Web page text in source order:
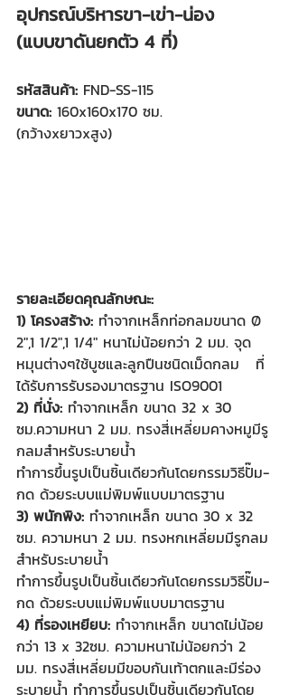
อุปกรณ์บริหารขา-เข่า-น่อง
(แบบขาดันยกตัว 4 ที่)
รหัสสินค้า: FND-SS-115
ขนาด: 160x160x170 ซม.
(กว้างxยาวxสูง)
รายละเอียดคุณลักษณะ:
1) โครงสร้าง: ทำจากเหล็กท่อกลมขนาด Ø
2",1 1/2",1 1/4" หนาไม่น้อยกว่า 2 มม. จุด
หมุนต่างๆใช้บูชและลูกปืนชนิดเม็ดกลม   ที่
ได้รับการรับรองมาตรฐาน ISO9001
2) ที่นั่ง: ทำจากเหล็ก ขนาด 32 x 30
ซม.ความหนา 2 มม. ทรงสี่เหลี่ยมคางหมูมีรู
กลมสำหรับระบายน้ำ
ทำการขึ้นรูปเป็นชิ้นเดียวกันโดยกรรมวิธีปั๊ม-
กด ด้วยระบบแม่พิมพ์แบบมาตรฐาน
3) พนักพิง: ทำจากเหล็ก ขนาด 30 x 32
ซม. ความหนา 2 มม. ทรงหกเหลี่ยมมีรูกลม
สำหรับระบายน้ำ
ทำการขึ้นรูปเป็นชิ้นเดียวกันโดยกรรมวิธีปั๊ม-
กด ด้วยระบบแม่พิมพ์แบบมาตรฐาน
4) ที่รองเหยียบ: ทำจากเหล็ก ขนาดไม่น้อย
กว่า 13 x 32ซม. ความหนาไม่น้อยกว่า 2
มม. ทรงสี่เหลี่ยมมีขอบกันเท้าตกและมีร่อง
ระบายน้ำ ทำการขึ้นรูปเป็นชิ้นเดียวกันโดย